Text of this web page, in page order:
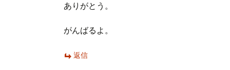
ありがとう。
がんばるよ。
返信